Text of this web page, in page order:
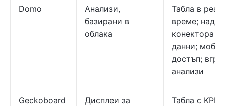
Domo
Анализи,
базирани в
облака
Табла в
време; над
конектора за
данни;
достъп;
анализи
Geckoboard
Дисплеи за
Табла с KPI в